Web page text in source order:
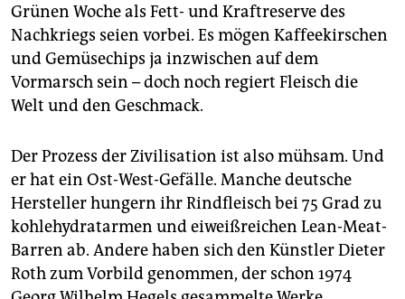
Grünen Woche als Fett- und Kraftreserve des
Nachkriegs seien vorbei. Es mögen Kaffeekirschen
und Gemüsechips ja inzwischen auf dem
Vormarsch sein – doch noch regiert Fleisch die
Welt und den Geschmack.
Der Prozess der Zivilisation ist also mühsam. Und
er hat ein Ost-West-Gefälle. Manche deutsche
Hersteller hungern ihr Rindfleisch bei 75 Grad zu
kohlehydratarmen und eiweißreichen Lean-Meat-
Barren ab. Andere haben sich den Künstler Dieter
Roth zum Vorbild genommen, der schon 1974